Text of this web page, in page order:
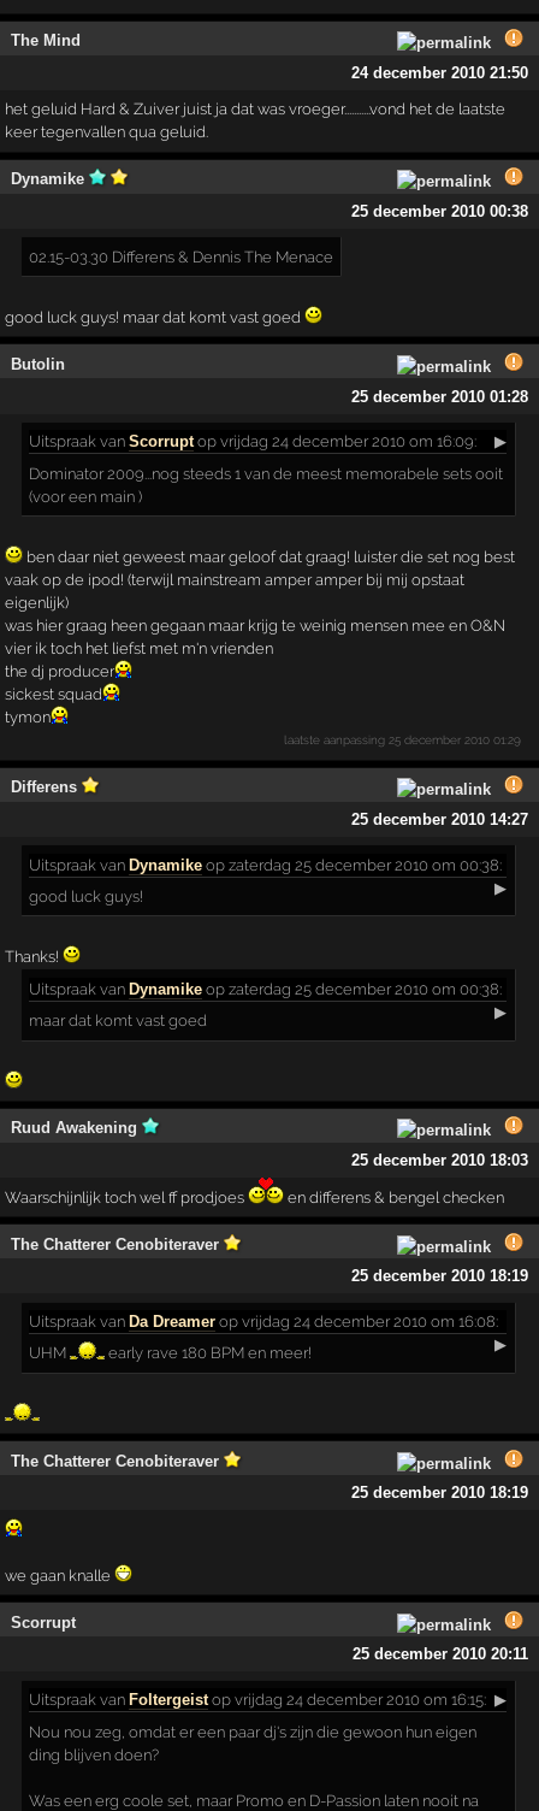
The Mind
24 december 2010 21:50
het geluid Hard & Zuiver juist ja dat was vroeger...........vond het de laatste
keer tegenvallen qua geluid.
Dynamike
25 december 2010 00:38
02.15-03.30 Differens & Dennis The Menace
good luck guys! maar dat komt vast goed
Butolin
25 december 2010 01:28
Uitspraak vanScorruptop vrijdag 24 december 2010 om 16:09:
▶
Dominator 2009...nog steeds 1 van de meest memorabele sets ooit
(voor een main )
ben daar niet geweest maar geloof dat graag! luister die set nog best
vaak op de ipod! (terwijl mainstream amper amper bij mij opstaat
eigenlijk)
was hier graag heen gegaan maar krijg te weinig mensen mee en O&N
vier ik toch het liefst met m'n vrienden
the dj producer
sickest squad
tymon
laatste aanpassing 25 december 2010 01:29
Differens
25 december 2010 14:27
Uitspraak vanDynamike op zaterdag 25 december 2010 om 00:38:
▶
good luck guys!
Thanks!
Uitspraak van Dynamike op zaterdag 25 december 2010 om 00:38:
▶
maar dat komt vast goed
Ruud Awakening
25 december 2010 18:03
Waarschijnlijk toch wel ff prodjoes en differens & bengel checken
The Chatterer Cenobiteraver
25 december 2010 18:19
Uitspraak van Da Dreamer op vrijdag 24 december 2010 om 16:08:
▶
UHM early rave 180 BPM en meer!
The Chatterer Cenobiteraver
25 december 2010 18:19
we gaan knalle
Scorrupt
25 december 2010 20:11
Uitspraak van Foltergeistop vrijdag 24 december 2010 om 16:15: ▶
Nou nou zeg, omdat er een paar dj's zijn die gewoon hun eigen
ding blijven doen?
Was een erg coole set, maar Promo en D-Passion laten nooit na